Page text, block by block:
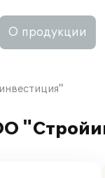
О продукции